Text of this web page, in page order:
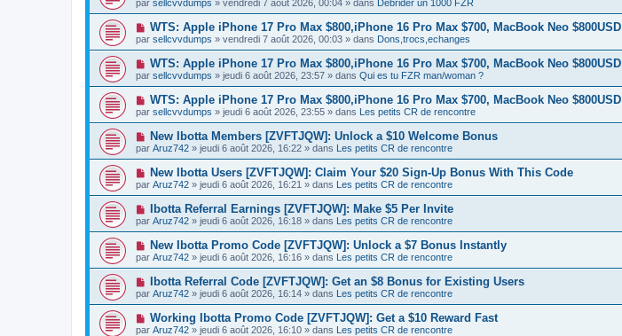
g
e
s
s
a
g
e
a
u
m
e
s
s
a
g
e
u
v
e
a
u
m
e
s
s
a
g
e
par sellcvvdumps » vendredi 7 août 2026, 00:04 » dans Débrider un 1000 FZR
N
o
u
v
e
a
u
m
e
s
s
a
g
e
WTS: Apple iPhone 17 Pro Max $800,iPhone 16 Pro Max $700, MacBook Neo $800USD
par sellcvvdumps » vendredi 7 août 2026, 00:03 » dans Dons,trocs,echanges
N
o
u
v
e
a
u
m
e
s
s
a
g
e
WTS: Apple iPhone 17 Pro Max $800,iPhone 16 Pro Max $700, MacBook Neo $800USD
par sellcvvdumps » jeudi 6 août 2026, 23:57 » dans Qui es tu FZR man/woman ?
N
o
u
v
e
a
u
m
e
s
s
a
g
e
WTS: Apple iPhone 17 Pro Max $800,iPhone 16 Pro Max $700, MacBook Neo $800USD
par sellcvvdumps » jeudi 6 août 2026, 23:55 » dans Les petits CR de rencontre
N
o
u
v
e
a
u
e
s
s
a
g
e
New Ibotta Members [ZVFTJQW]: Unlock a $10 Welcome Bonus
par Aruz742 » jeudi 6 août 2026, 16:22 » dans Les petits CR de rencontre
N
o
u
v
e
a
u
m
e
s
s
a
g
e
New Ibotta Users [ZVFTJQW]: Claim Your $20 Sign-Up Bonus With This Code
par Aruz742 » jeudi 6 août 2026, 16:21 » dans Les petits CR de rencontre
N
o
u
v
e
a
u
e
s
s
a
Ibotta Referral Earnings [ZVFTJQW]: Make $5 Per Invite
par Aruz742 » jeudi 6 août 2026, 16:18 » dans Les petits CR de rencontre
N
o
u
v
e
a
u
m
e
New Ibotta Promo Code [ZVFTJQW]: Unlock a $7 Bonus Instantly
par Aruz742 » jeudi 6 août 2026, 16:16 » dans Les petits CR de rencontre
N
o
u
v
e
a
Ibotta Referral Code [ZVFTJQW]: Get an $8 Bonus for Existing Users
par Aruz742 » jeudi 6 août 2026, 16:14 » dans Les petits CR de rencontre
N
o
Working Ibotta Promo Code [ZVFTJQW]: Get a $10 Reward Fast
par Aruz742 » jeudi 6 août 2026, 16:10 » dans Les petits CR de rencontre